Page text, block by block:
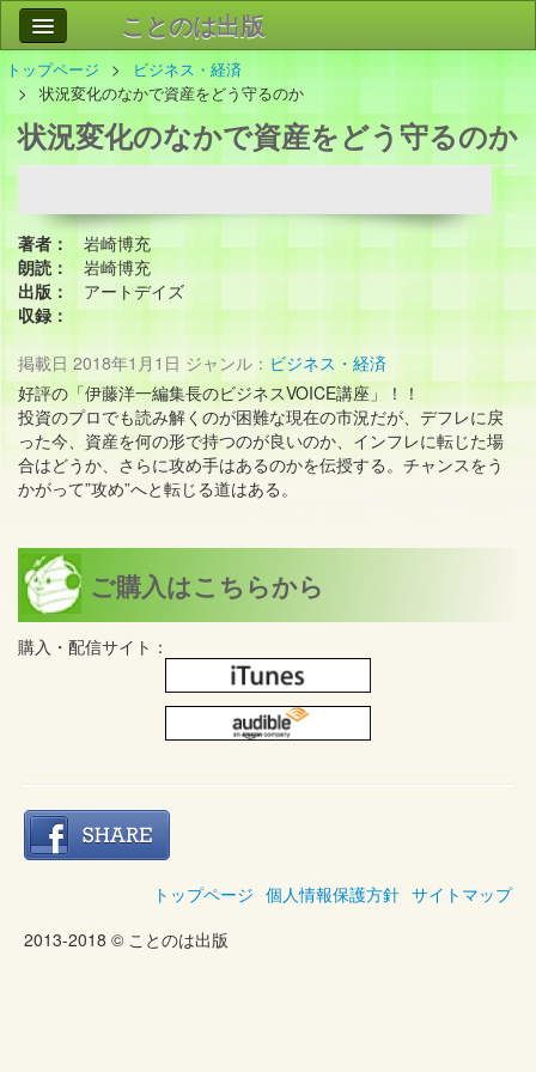
ことのは出版
作品
事業案内
会社情報
トップページ
ビジネス・経済
状況変化のなかで資産をどう守るのか
状況変化のなかで資産をどう守るのか
著者：
岩崎博充
朗読：
岩崎博充
出版：
アートデイズ
収録：
掲載日 2018年1月1日 ジャンル： ビジネス・経済
好評の「伊藤洋一編集長のビジネスVOICE講座」！！
投資のプロでも読み解くのが困難な現在の市況だが、デフレに戻
った今、資産を何の形で持つのが良いのか、インフレに転じた場
合はどうか、さらに攻め手はあるのかを伝授する。チャンスをう
かがって”攻め”へと転じる道はある。
ご購入はこちらから
購入・配信サイト：
トップページ 個人情報保護方針 サイトマップ
2013-2018 © ことのは出版